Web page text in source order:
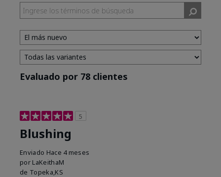
Evaluado por 78 clientes
5
Blushing
Enviado Hace 4 meses
por LaKeithaM
de Topeka,KS